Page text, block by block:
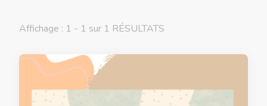
Affichage : 1 - 1 sur 1 RÉSULTATS